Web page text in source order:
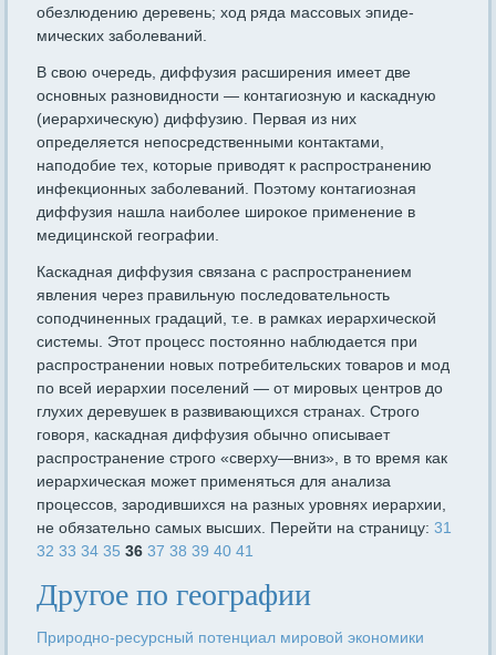
обезлюдению деревень; ход ряда массовых эпиде­
мических заболеваний.
В свою очередь, диффузия расширения имеет две
основных раз­новидности — контагиозную и каскадную
(иерархическую) диффу­зию. Первая из них
определяется непосредственными контактами,
наподобие тех, которые приводят к распространению
инфекцион­ных заболеваний. Поэтому контагиозная
диффузия нашла наиболее широкое применение в
медицинской географии.
Каскадная диффузия связана с распространением
явления через правильную последовательность
соподчиненных градаций, т.е. в рам­ках иерархической
системы. Этот процесс постоянно наблюдается при
распространении новых потребительских товаров и мод
по всей иерархии поселений — от мировых центров до
глухих деревушек в развивающихся странах. Строго
говоря, каскадная диффузия обыч­но описывает
распространение строго «сверху—вниз», в то время как
иерархическая может применяться для анализа
процессов, зародившихся на разных уровнях иерархии,
не обязательно самых высших. Перейти на страницу:31
32 33 34 35 36 37 38 39 40 41
Другое по географии
Природно-ресурсный потенциал мировой экономики